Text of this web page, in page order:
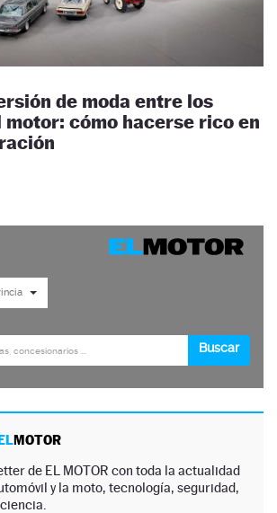
de moda entre los
cómo hacerse rico en
MOTOR
de EL MOTOR con toda la actualidad
y la moto, tecnología, seguridad,